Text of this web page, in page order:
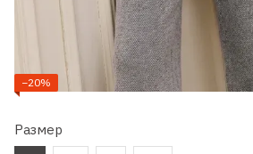
−20%
Размер